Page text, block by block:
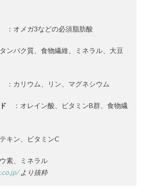
：オメガ3などの必須脂肪酸
ンパク質、食物繊維、ミネラル、大豆
：カリウム、リン、マグネシウム
：オレイン酸、ビタミンB群、食物繊
キン、ビタミンC
素、ミネラル
より抜粋